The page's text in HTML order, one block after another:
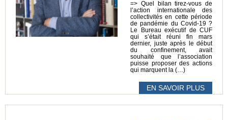
=> Quel bilan tirez-vous de
l’action internationale des
collectivités en cette période
de pandémie du Covid-19 ?
Le Bureau exécutif de CUF
qui s’était réuni fin mars
dernier, juste après le début
du confinement, avait
souhaité que l’association
puisse proposer des actions
qui marquent la (…)
EN SAVOIR PLUS